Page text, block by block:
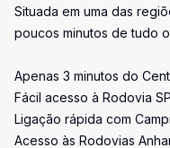
Situada em uma das
poucos minutos de tudo
Apenas 3 minutos do
Fácil acesso à Rodovia
Ligação rápida com
Acesso às Rodovias